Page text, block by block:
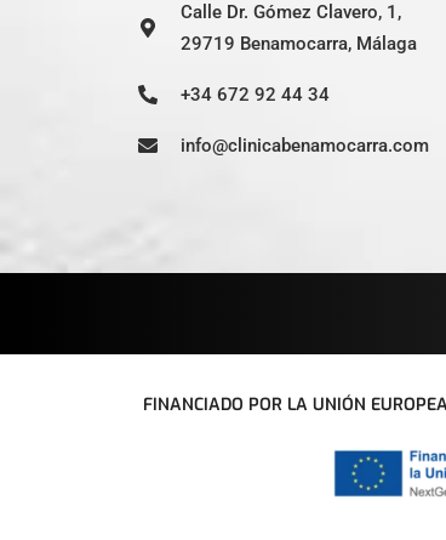
Calle Dr. Gómez Clavero, 1,
29719 Benamocarra, Málaga
+34 672 92 44 34
info@clinicabenamocarra.com
FINANCIADO POR LA UNIÓN